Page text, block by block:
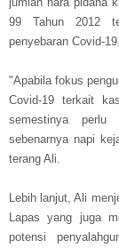
99 Tahun 2012
penyebaran Covid-19.
"Apabila fokus
Covid-19 terkait
semestinya perlu
sebenarnya napi
terang Ali.
Lebih lanjut, Ali
Lapas yang juga
potensi